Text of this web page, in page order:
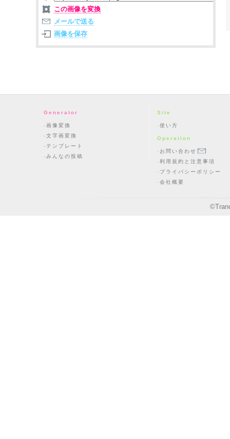
この画像を変換
メールで送る
画像を保存
Generator
画像変換
文字画変換
テンプレート
みんなの投稿
Site
使い方
Operation
お問い合わせ
利用規約と注意事項
プライバシーポリシー
会社概要
©